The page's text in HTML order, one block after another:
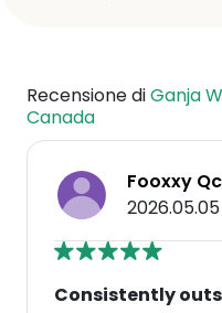
Recensione diGanja
Canada
Fooxxy Qc
2026.05.05
Consistently